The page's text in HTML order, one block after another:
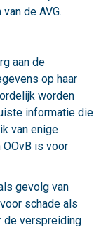
de AVG.
aan de
op haar
worden
informatie die
van enige
is voor
gevolg van
schade als
de verspreiding